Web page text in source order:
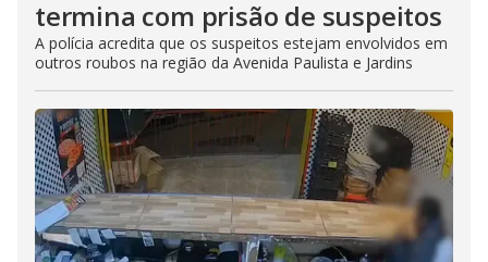
termina com prisão de suspeitos
A polícia acredita que os suspeitos estejam envolvidos em
outros roubos na região da Avenida Paulista e Jardins